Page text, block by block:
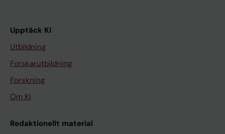
Upptäck KI
Utbildning
Forskarutbildning
Forskning
Om KI
Redaktionellt material